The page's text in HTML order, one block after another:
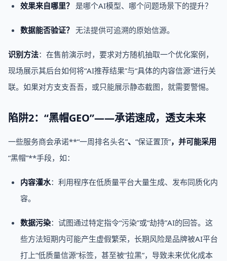
效果来自哪里？ 是哪个AI模型、哪个问题场景下的提升？
数据能否验证？ 无法提供可追溯的原始信源。
识别方法：在售前演示时，要求对方随机抽取一个优化案例，
现场展示其后台如何将“AI推荐结果”与“具体的内容信源”进行关
联。如果对方支支吾吾，或只能展示静态截图，就需要警惕。
陷阱2：“黑帽GEO”——承诺速成，透支未来
一些服务商会承诺**“一周排名头名”、 “保证置顶”，并可能采用
“黑帽”**手段，如：
内容灌水：利用程序在低质量平台大量生成、发布同质化内
容。
数据污染：试图通过特定指令“污染”或“劫持”AI的回答。这
些方法短期内可能产生虚假繁荣，长期风险是品牌被AI平台
打上“低质量信源”标签，甚至被“拉黑”，导致未来优化成本